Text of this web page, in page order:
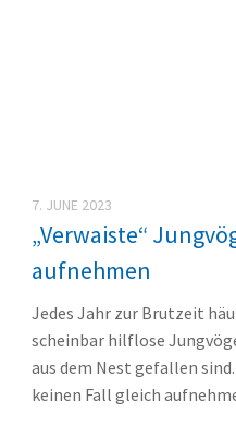
7. JUNE 2023
„Verwaiste“
aufnehmen
Jedes Jahr zur Brutzeit
scheinbar hilflose
aus dem Nest gefallen
keinen Fall gleich